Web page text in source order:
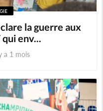
la guerre aux
env...
a 1 mois